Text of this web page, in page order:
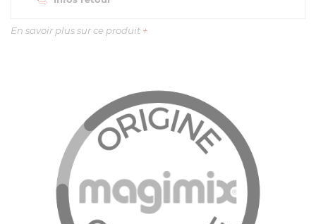
En savoir plus sur ce produit +